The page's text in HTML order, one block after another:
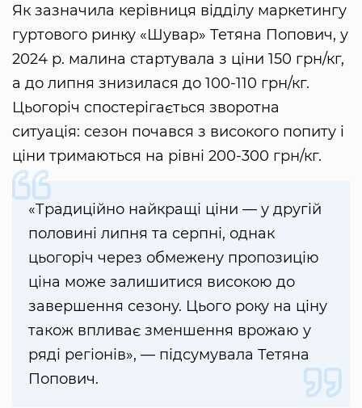
Як зазначила керівниця відділу маркетингу
гуртового ринку «Шувар» Тетяна Попович, у
2024 р. малина стартувала з ціни 150 грн/кг,
а до липня знизилася до 100-110 грн/кг.
Цьогоріч спостерігається зворотна
ситуація: сезон почався з високого попиту і
ціни тримаються на рівні 200-300 грн/кг.
«Традиційно найкращі ціни — у другій
половині липня та серпні, однак
цьогоріч через обмежену пропозицію
ціна може залишитися високою до
завершення сезону. Цього року на ціну
також впливає зменшення врожаю у
ряді регіонів», — підсумувала Тетяна
Попович.